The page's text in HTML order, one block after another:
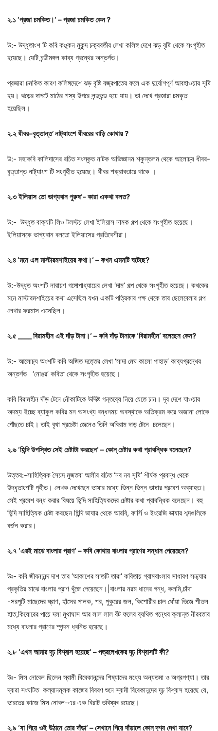
২.১ ‘প্রজা চমকিত।‘ –প্রজা চমকিত কেন?
উ:- উদ্ধৃতাংশ টি কবি কঙ্কন মুকুন্দ চক্রবর্তীর লেখা কলিঙ্গ দেশে ঝড় বৃষ্টি থেকে সংগৃহীত
হয়েছে। যেটি চন্ডীমঙ্গল কাব্য গ্রন্থের অন্তর্গত।
প্রজারা চমকিত কারণ কলিঙ্গদেশে ঝড় বৃষ্টি বজ্রপাতের ফলে এক দুর্যোগপূর্ণ আবহাওয়ার সৃষ্টি
হয়। ঝড়ের দাপটে মাঠের শস্য উপরে লন্ডভন্ড হয়ে যায়। তা দেখে প্রজারা চমকৃত
হয়েছিল।
২.২ ধীবর–বৃত্তান্ত’নাট্যাংশে ধীবরের বাড়ি কোথায়?
উ:- মহাকবি কালিদাসের রচিত সংস্কৃত নাটক অভিজ্ঞানম শকুন্তলম থেকে আলোচ্য ধীবর-
বৃত্তান্ত নাট্যাংশ টি সংগৃহীত হয়েছে। ধীবর শক্রাবতারে থাকে ।
২.৩ ইলিয়াস তো ভাগ্যবান পুরুষ‘- কারা একথা বলত?
উ:- উদ্ধৃত বাক্যটি লিও টলস্টয় লেখা ইলিয়াস নামক গল্প থেকে সংগৃহীত হয়েছে।
ইলিয়াসকে ভাগ্যবান বলতো ইলিয়াসের প্রতিবেশীরা।
২.৪‘মনে এল মাস্টারমশাইয়ের কথা।‘ –কখন এমনটি ঘটেছে?
উ:-উদ্ধৃত অংশটি নারায়ণ গঙ্গোপাধ্যায়ের লেখা ‘দাম’ গল্প থেকে সংগৃহীত হয়েছে। কথকের
মনে মাস্টারমশাইয়ের কথা এসেছিল যখন একটি পত্রিকার পক্ষ থেকে তার ছেলেবেলার গল্প
লেখার ফরমাস এসেছিল।
২.৫ বিরামহীন এই দাঁড় টানা।‘ –কবি দাঁড় টানাকে‘বিরামহীন‘ বলেছেন কেন?
উ:- আলোচ্য অংশটি কবি অজিত দত্তের লেখা ‘সাদা মেঘ কালো পাহাড়’ কাব্যগ্রন্থের
অন্তর্গত ‘নোঙর’ কবিতা থেকে সংগৃহীত হয়েছে।
কবি বিরামহীন দাঁড় টেনে নৌকাটিকে উদ্দিষ্ট গন্তব্যে নিয়ে যেতে চান। দূর দেশে যাওয়ার
অদম্য ইচ্ছে ব্যাকুল কবির মন অসংখ্য বন্ধনময় অবস্থাকে অতিক্রম করে অজানা লোকে
পৌঁছতে চাই। তাই বৃথা প্রচেষ্টা জেনেও তিনি অবিরাম দাড় টেনে চলেছেন।
২.৬ ‘হিন্দি উপস্থিত সেই চেষ্টাটা করছেন‘ –কোন্‌চেষ্টার কথা প্রাবন্ধিক বলেছেন?
উত্তর:-সাহিত্যিক সৈয়দ মুজতবা আলীর রচিত ‘নব নব সৃষ্টি’ শীর্ষক প্রবন্ধ থেকে
উদ্ধৃতাংশটি গৃহীত। লেখক দেখেছেন ভাষার মধ্যে ভিন্ন ভিন্ন ভাষার প্রবেশ অব্যাহত।
সেই প্রবেশ বন্ধ করার বিষয়ে হিন্দি সাহিত্যিকদের চেষ্টার কথা প্রাবন্ধিক বলেছেন। বহু
হিন্দি সাহিত্যিক চেষ্টা করছেন হিন্দি ভাষার থেকে আরবি, ফার্সি ও ইংরেজি ভাষার শব্দগুলিকে
বর্জন করার।
২.৭ ‘এরই মাঝে বাংলার প্রাণ‘ –কবি কোথায় বাংলার প্রাণের সন্ধান পেয়েছেন?
উঃ- কবি জীবনানন্দ দাশ তার ‘আকাশের সাতটি তারা’ কবিতায় গ্রামবাংলার সাধারণ সন্ধ্যার
প্রকৃতির মাঝে বাংলার প্রাণ খুঁজে পেয়েছেন।|বাংলার নরম ধানের গন্ধ, কলমি,চাঁদা
-সরপুটি মাছেদের ঘ্রাণ, হাঁসের পালক, শর, পুকুরের জল, কিশোরীর চাল ধোঁয়া ভিজে শীতল
হাত,কিষোরের পায়ে দলা মুথাঘাস আর লাল লাল বঁট ফলের ব্যথিত গন্ধের ক্লান্ত নীরবতার
মধ্যে বাংলার প্রাণের স্পন্দন ধ্বনিত হয়েছে।
২.৮ ‘এখন আমার দৃঢ় বিশ্বাস হয়েছে‘ –পত্রলেখকের দৃঢ় বিশ্বাসটি কী?
উঃ- মিস নোবেল ছিলেন স্বামী বিবেকানন্দের শিষ্যাদের মধ্যে অন্যতমা ও অগ্রগণ্যা। তার
দ্বারা সংঘটিত কল্যানমূলক কাজের বিবরণ শুনে স্বামী বিবেকানন্দের দৃঢ় বিশ্বাস হয়েছে যে,
ভারতের কাজে মিস নোবল-এর এক বিরাট ভবিষ্যৎ রয়েছে।
২.৯ ‘যা গিয়ে ওই উঠানে তোর দাঁড়া‘ –সেখানে গিয়ে দাঁড়ালে কোন্‌দৃশ্য দেখা যাবে?